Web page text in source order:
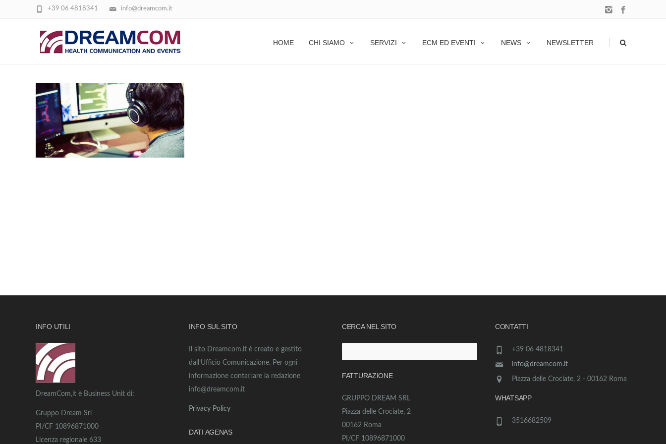
info@dreamcom.it
+39 06 4818341
HOME CHI SIAMO SERVIZI ECM ED EVENTI NEWS NEWSLETTER
PC
INFO UTILI
DreamCom,it è Business Unit di:
Gruppo Dream Srl
PI/CF 10896871000
Licenza regionale 633
INFO SUL SITO
Il sito Dreamcom.it è creato e gestito
dall’Ufficio Comunicazione. Per ogni
informazione contattare la redazione
info@dreamcom.it
Privacy Policy
DATI AGENAS
CERCA NEL SITO
per:
FATTURAZIONE
GRUPPO DREAM SRL
Piazza delle Crociate, 2
00162 Roma
PI/CF 10896871000
CONTATTI
+39 06 4818341
info@dreamcom.it
Piazza delle Crociate, 2 - 00162 Roma
WHATSAPP
3516682509